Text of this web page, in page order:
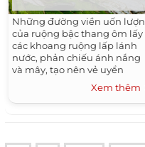
Những đường viền uốn lượn
của ruộng bậc thang ôm lấy
các khoang ruộng lấp lánh
nước, phản chiếu ánh nắng
và mây, tạo nên vẻ uyển
chuyển kỳ ảo của Y Tý mùa
Xem thêm